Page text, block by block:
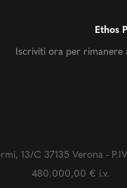
Ethos
Iscriviti ora per rimanere
13/C 37135 Verona -
480.000,00 € i.v.